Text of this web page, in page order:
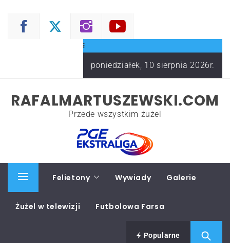
poniedziałek, 10 sierpnia 2026r.
RAFALMARTUSZEWSKI.COM
Przede wszystkim żużel
Primary
Start Felietony Wywiady Galerie
Żużel w telewizji Futbolowa Farsa
Popularne